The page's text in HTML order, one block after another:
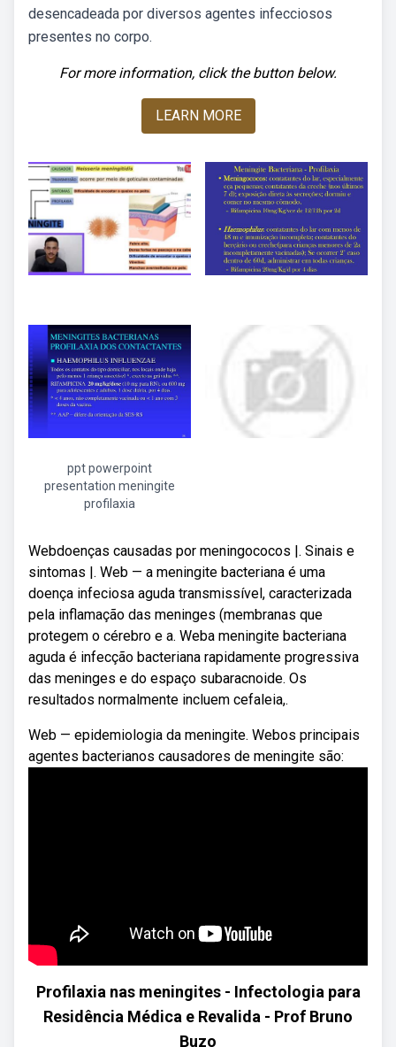
desencadeada por diversos agentes infecciosos
presentes no corpo.
For more information, click the button below.
LEARN MORE
ppt powerpoint
presentation meningite
profilaxia
Webdoenças causadas por meningococos |. Sinais e
sintomas |. Web — a meningite bacteriana é uma
doença infeciosa aguda transmissível, caracterizada
pela inflamação das meninges (membranas que
protegem o cérebro e a. Weba meningite bacteriana
aguda é infecção bacteriana rapidamente progressiva
das meninges e do espaço subaracnoide. Os
resultados normalmente incluem cefaleia,.
Web — epidemiologia da meningite. Webos principais
agentes bacterianos causadores de meningite são:
Profilaxia nas meningites - Infectologia para
Residência Médica e Revalida - Prof Bruno
Buzo